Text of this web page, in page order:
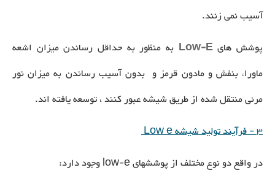
آسیب نمی زنند.
پوشش هایLow-E به منظور به حداقل رساندن میزان اشعه
ماوراء بنفش و مادون قرمز و بدون آسیب رساندن به میزان نور
مرئی منتقل شده از طریق شیشه عبور کنند ، توسعه یافته اند.
3 - فرآیند تولید شیشه Low e
در واقع دو نوع مختلف از پوششهای low-e وجود دارد: